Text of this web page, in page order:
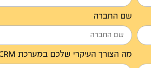
שם החברה
מה הצורך העיקרי שלכם במערכת CRM